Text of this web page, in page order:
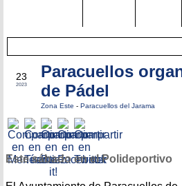
23
2023
Paracuellos
de Pádel
Zona Este - Paracuellos del Jarama
Este sábado en el Polideportivo